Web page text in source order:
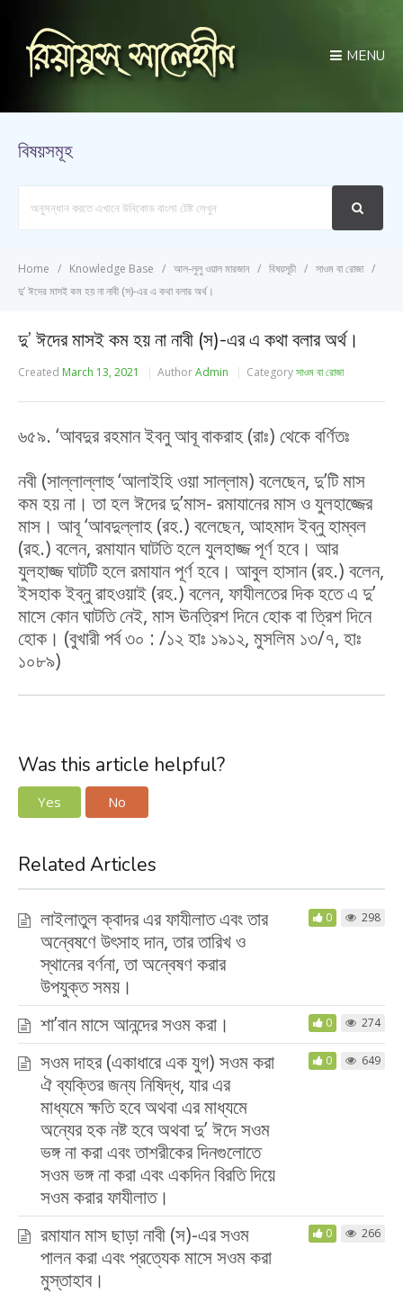
MENU
বিষয়সমূহ
Home Knowledge Base আল-লুলু ওয়াল মারজান বিষয়সূচী
সাওম বা রোজা
দু’ ঈদের মাসই কম হয় না নাবী (স)-এর এ কথা বলার অর্থ।
দু’ ঈদের মাসই কম হয় না নাবী (স)-এর এ কথা বলার অর্থ।
Created March 13, 2021 AuthorAdmin Categoryসাওম বা রোজা
৬৫৯. ‘আবদুর রহমান ইবনু আবূ বাকরাহ (রাঃ) থেকে বর্ণিতঃ
নবী (সাল্লাল্লাহু ‘আলাইহি ওয়া সাল্লাম) বলেছেন, দু’টি মাস
কম হয় না। তা হল ঈদের দু’মাস- রমাযানের মাস ও যুলহাজ্জের
মাস। আবূ ‘আবদুল্লাহ (রহ.) বলেছেন, আহমাদ ইব্‌নু হাম্বল
(রহ.) বলেন, রমাযান ঘাটতি হলে যুলহাজ্জ পূর্ণ হবে। আর
যুলহাজ্জ ঘাটটি হলে রমাযান পূর্ণ হবে। আবুল হাসান (রহ.) বলেন,
ইসহাক ইব্‌নু রাহওয়াই (রহ.) বলেন, ফাযীলতের দিক হতে এ দু’
মাসে কোন ঘাটতি নেই, মাস ঊনত্রিশ দিনে হোক বা ত্রিশ দিনে
হোক। (বুখারী পর্ব ৩০ : /১২ হাঃ ১৯১২, মুসলিম ১৩/৭, হাঃ
১০৮৯)
Was this article helpful?
Yes No
Related Articles
লাইলাতুল ক্বাদর এর ফাযীলাত এবং তার
অন্বেষণে উৎসাহ দান, তার তারিখ ও
স্থানের বর্ণনা, তা অন্বেষণ করার
উপযুক্ত সময়।
0 298
শা’বান মাসে আনন্দের সওম করা। 0 274
সওম দাহর (একাধারে এক যুগ) সওম করা
ঐ ব্যক্তির জন্য নিষিদ্ধ, যার এর
মাধ্যমে ক্ষতি হবে অথবা এর মাধ্যমে
অন্যের হক নষ্ট হবে অথবা দু’ ঈদে সওম
ভঙ্গ না করা এবং তাশরীকের দিনগুলোতে
সওম ভঙ্গ না করা এবং একদিন বিরতি দিয়ে
সওম করার ফাযীলাত।
0 649
রমাযান মাস ছাড়া নাবী (স)-এর সওম
পালন করা এবং প্রত্যেক মাসে সওম করা
মুস্তাহাব।
0 266